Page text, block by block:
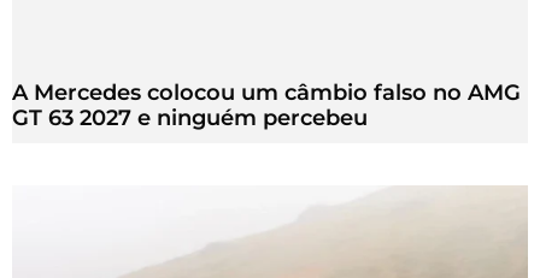
A Mercedes colocou um câmbio falso no AMG
GT 63 2027 e ninguém percebeu